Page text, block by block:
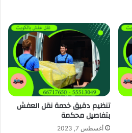
تنظيم دقيق خدمة نقل العفش
بتفاصيل محكمة
أغسطس 7, 2023